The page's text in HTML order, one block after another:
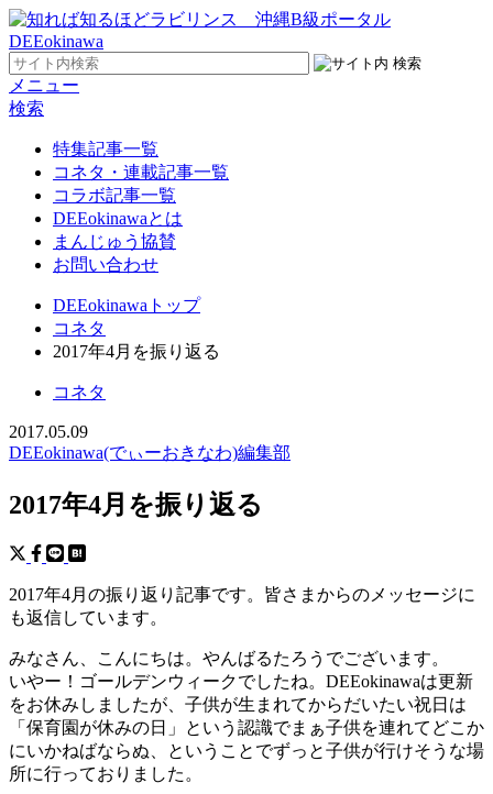
メニュー
検索
特集記事一覧
コネタ・連載記事一覧
コラボ記事一覧
DEEokinawaとは
まんじゅう協賛
お問い合わせ
DEEokinawaトップ
コネタ
2017年4月を振り返る
コネタ
2017.05.09
DEEokinawa(でぃーおきなわ)編集部
2017年4月を振り返る
2017年4月の振り返り記事です。皆さまからのメッセージに
も返信しています。
みなさん、こんにちは。やんばるたろうでございます。
いやー！ゴールデンウィークでしたね。DEEokinawaは更新
をお休みしましたが、子供が生まれてからだいたい祝日は
「保育園が休みの日」という認識でまぁ子供を連れてどこか
にいかねばならぬ、ということでずっと子供が行けそうな場
所に行っておりました。